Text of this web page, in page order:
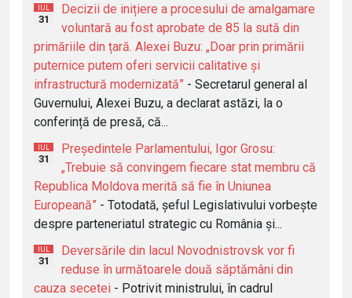
IUL
31
Decizii de inițiere a procesului de amalgamare
voluntară au fost aprobate de 85 la sută din
primăriile din țară. Alexei Buzu: „Doar prin primării
puternice putem oferi servicii calitative și
infrastructură modernizată” - Secretarul general al
Guvernului, Alexei Buzu, a declarat astăzi, la o
conferință de presă, că...
IUL
31
Președintele Parlamentului, Igor Grosu:
„Trebuie să convingem fiecare stat membru că
Republica Moldova merită să fie în Uniunea
Europeană” - Totodată, șeful Legislativului vorbește
despre parteneriatul strategic cu România și...
IUL
31
Deversările din lacul Novodnistrovsk vor fi
reduse în următoarele două săptămâni din
cauza secetei - Potrivit ministrului, în cadrul